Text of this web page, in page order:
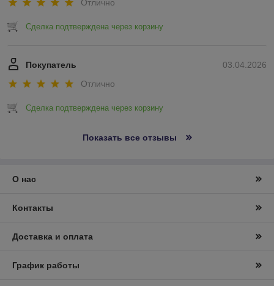
Отлично
Сделка подтверждена через корзину
03.04.2026
Покупатель
Отлично
Сделка подтверждена через корзину
Показать все отзывы
О нас
Контакты
Доставка и оплата
График работы